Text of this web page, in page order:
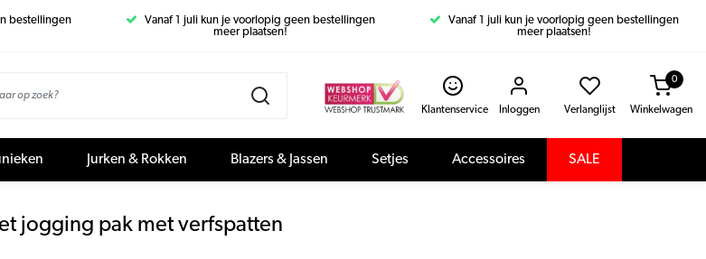
bestellingen
Vanaf 1 juli kun je voorlopig geen bestellingen
meer plaatsen!
Vanaf 1 juli kun je voorlopig geen bestellingen
meer plaatsen!
Klantenservice Inloggen Verlanglijst Winkelwagen
0
Jurken & Rokken Blazers & Jassen Setjes Accessoires SALE
jogging pak met verfspatten